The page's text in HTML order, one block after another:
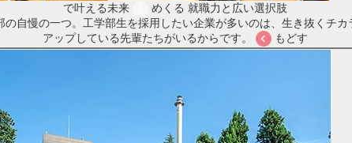
で叶える未来 めくる 就職力と広い選択肢
自慢の一つ。工学部生を採用したい企業が多いのは、生き抜くチ
アップしている先輩たちがいるからです。
もどす